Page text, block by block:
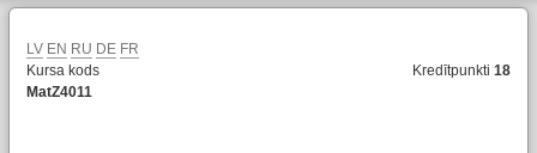
LV EN RU DE FR
Kursa kods
MatZ4011
Kredītpunkti18